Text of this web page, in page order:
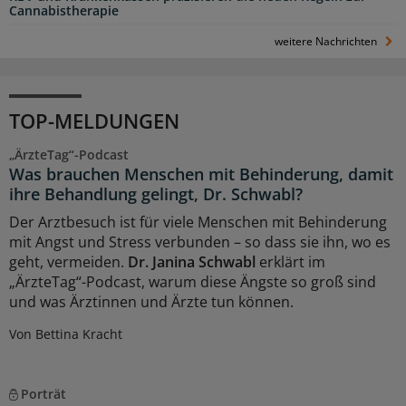
Cannabistherapie
weitere Nachrichten
TOP-MELDUNGEN
„ÄrzteTag“-Podcast
Was brauchen Menschen mit Behinderung, damit
ihre Behandlung gelingt, Dr. Schwabl?
Der Arztbesuch ist für viele Menschen mit Behinderung
mit Angst und Stress verbunden – so dass sie ihn, wo es
geht, vermeiden. Dr. Janina Schwabl erklärt im
„ÄrzteTag“-Podcast, warum diese Ängste so groß sind
und was Ärztinnen und Ärzte tun können.
Von Bettina Kracht
Porträt